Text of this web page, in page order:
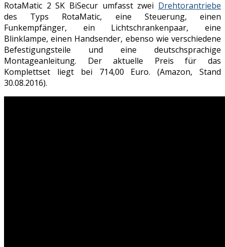
RotaMatic 2 SK BiSecur umfasst zwei Drehtorantriebe
des Typs RotaMatic, eine Steuerung, einen
Funkempfänger, ein Lichtschrankenpaar, eine
Blinklampe, einen Handsender, ebenso wie verschiedene
Befestigungsteile und eine deutschsprachige
Montageanleitung. Der aktuelle Preis für das
Komplettset liegt bei 714,00 Euro. (Amazon, Stand
30.08.2016).